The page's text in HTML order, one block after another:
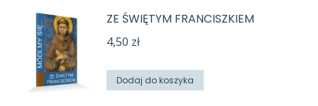
ZE ŚWIĘTYM FRANCISZKIEM
4,50 zł
Dodaj do koszyka